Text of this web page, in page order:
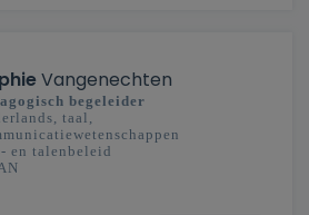
Vangenechten
begeleider
taal,
en talenbeleid